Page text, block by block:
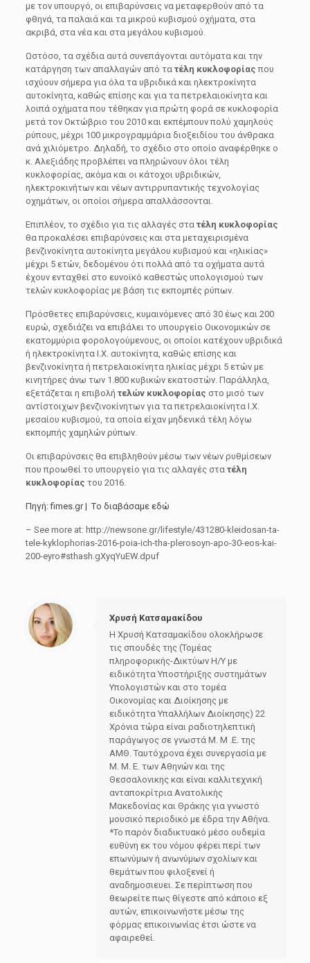
με τον υπουργό, οι επιβαρύνσεις να μεταφερθούν από τα
φθηνά, τα παλαιά και τα μικρού κυβισμού οχήματα, στα
ακριβά, στα νέα και στα μεγάλου κυβισμού.
Ωστόσο, τα σχέδια αυτά συνεπάγονται αυτόματα και την
κατάργηση των απαλλαγών από τα τέλη κυκλοφορίας που
ισχύουν σήμερα για όλα τα υβριδικά και ηλεκτροκίνητα
αυτοκίνητα, καθώς επίσης και για τα πετρελαιοκίνητα και
λοιπά οχήματα που τέθηκαν για πρώτη φορά σε κυκλοφορία
μετά τον Οκτώβριο του 2010 και εκπέμπουν πολύ χαμηλούς
ρύπους, μέχρι 100 μικρογραμμάρια διοξειδίου του άνθρακα
ανά χιλιόμετρο. Δηλαδή, το σχέδιο στο οποίο αναφέρθηκε ο
κ. Αλεξιάδης προβλέπει να πληρώνουν όλοι τέλη
κυκλοφορίας, ακόμα και οι κάτοχοι υβριδικών,
ηλεκτροκινήτων και νέων αντιρρυπαντικής τεχνολογίας
οχημάτων, οι οποίοι σήμερα απαλλάσσονται.
Επιπλέον, το σχέδιο για τις αλλαγές στα τέλη κυκλοφορίας
θα προκαλέσει επιβαρύνσεις και στα μεταχειρισμένα
βενζινοκίνητα αυτοκίνητα μεγάλου κυβισμού και «ηλικίας»
μέχρι 5 ετών, δεδομένου ότι πολλά από τα οχήματα αυτά
έχουν ενταχθεί στο ευνοϊκό καθεστώς υπολογισμού των
τελών κυκλοφορίας με βάση τις εκπομπές ρύπων.
Πρόσθετες επιβαρύνσεις, κυμαινόμενες από 30 έως και 200
ευρώ, σχεδιάζει να επιβάλει το υπουργείο Οικονομικών σε
εκατομμύρια φορολογούμενους, οι οποίοι κατέχουν υβριδικά
ή ηλεκτροκίνητα Ι.Χ. αυτοκίνητα, καθώς επίσης και
βενζινοκίνητα ή πετρελαιοκίνητα ηλικίας μέχρι 5 ετών με
κινητήρες άνω των 1.800 κυβικών εκατοστών. Παράλληλα,
εξετάζεται η επιβολή τελών κυκλοφορίας στο μισό των
αντίστοιχων βενζινοκίνητων για τα πετρελαιοκίνητα Ι.Χ.
μεσαίου κυβισμού, τα οποία είχαν μηδενικά τέλη λόγω
εκπομπής χαμηλών ρύπων.
Οι επιβαρύνσεις θα επιβληθούν μέσω των νέων ρυθμίσεων
που προωθεί το υπουργείο για τις αλλαγές στα τέλη
κυκλοφορίας του 2016.
Πηγή:fimes.gr|Tο διαβάσαμε εδώ
– See more at: http://newsone.gr/lifestyle/431280-kleidosan-ta-
tele-kyklophorias-2016-poia-ich-tha-plerosoyn-apo-30-eos-kai-
200-eyro#sthash.gXyqYuEW.dpuf
Χρυσή Κατσαμακίδου
Η Χρυσή Κατσαμακίδου ολοκλήρωσε
τις σπουδές της (Τομέας
πληροφορικής-Δικτύων Η/Υ με
ειδικότητα Υποστήριξης συστημάτων
Υπολογιστών και στο τομέα
Οικονομίας και Διοίκησης με
ειδικότητα Υπαλλήλων Διοίκησης) 22
Χρόνια τώρα είναι ραδιοτηλεπτική
παράγωγος σε γνωστά Μ. Μ .Ε. της
ΑΜΘ. Ταυτόχρονα έχει συνεργασία με
Μ. Μ. Ε. των Αθηνών και της
Θεσσαλονικης και είναι καλλιτεχνική
ανταποκρίτρια Ανατολικής
Μακεδονίας και Θράκης για γνωστό
μουσικό περιοδικό με έδρα την Αθήνα.
*Το παρόν διαδικτυακό μέσο ουδεμία
ευθύνη εκ του νόμου φέρει περί των
επωνύμων ή ανωνύμων σχολίων και
θεμάτων που φιλοξενεί ή
αναδημοσιευει. Σε περίπτωση που
θεωρείτε πως θίγεστε από κάποιο εξ
αυτών, επικοινωνήστε μέσω της
φόρμας επικοινωνίας έτσι ώστε να
αφαιρεθεί.